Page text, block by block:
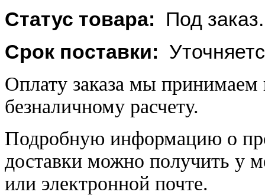
Статус товара: Под заказ.
Срок поставки:
Оплату заказа мы
безналичному расчету.
Подробную информацию о
доставки можно получить у
или электронной почте.